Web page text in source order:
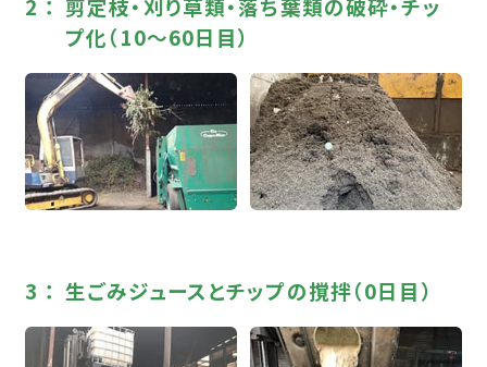
剪定枝・刈り草類・落ち葉類の破砕・チッ
プ化（10～60日目）
生ごみジュースとチップの撹拌（0日目）